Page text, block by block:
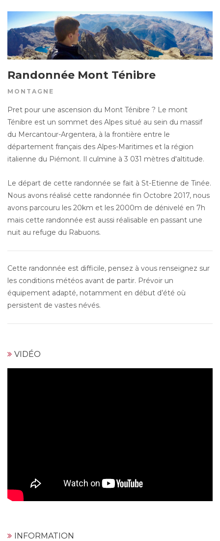
Randonnée Mont Ténibre
MONTAGNE
Pret pour une ascension du Mont Ténibre ? Le mont
Ténibre est un sommet des Alpes situé au sein du massif
du Mercantour-Argentera, à la frontière entre le
département français des Alpes-Maritimes et la région
italienne du Piémont. Il culmine à 3 031 mètres d'altitude.
Le départ de cette randonnée se fait à St-Etienne de Tinée.
Nous avons réalisé cette randonnée fin Octobre 2017, nous
avons parcouru les 20km et les 2000m de dénivelé en 7h
mais cette randonnée est aussi réalisable en passant une
nuit au refuge du Rabuons.
Cette randonnée est difficile, pensez à vous renseignez sur
les conditions météos avant de partir. Prévoir un
équipement adapté, notamment en début d’été où
persistent de vastes névés.
VIDÉO
INFORMATION